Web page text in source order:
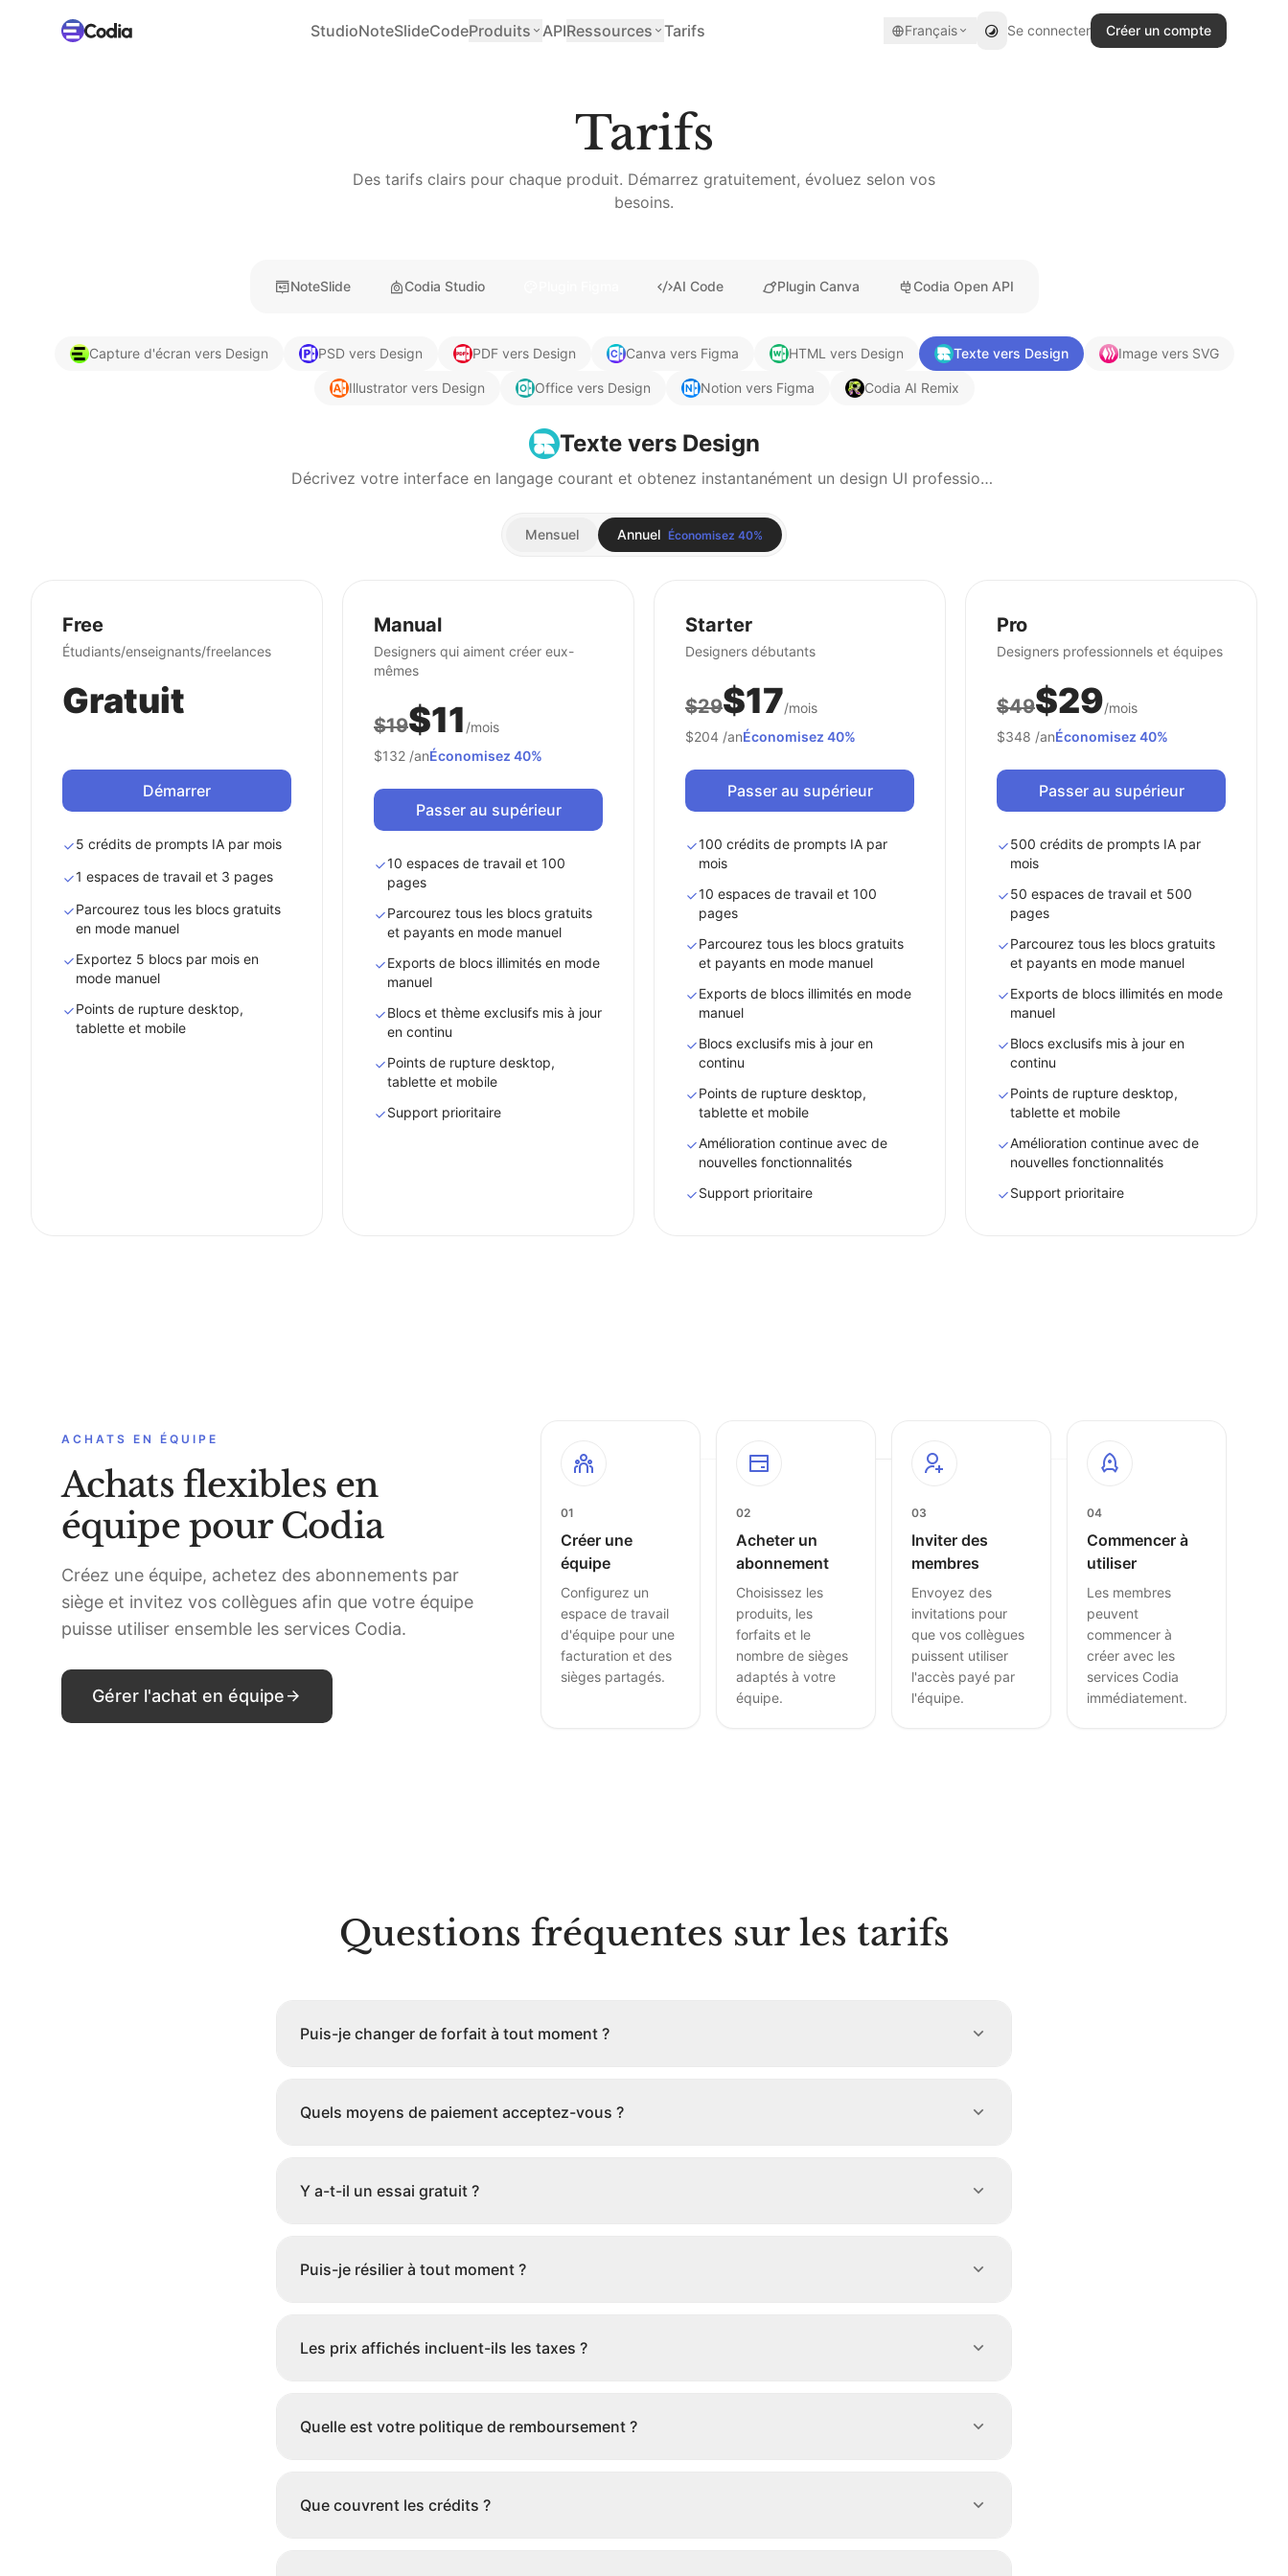
StudioNoteSlideCodeProduits APIRessources Tarifs Français Se connecter Créer un compte
Tarifs
Des tarifs clairs pour chaque produit. Démarrez gratuitement, évoluez selon vos
besoins.
NoteSlide Codia Studio AI Code Plugin Canva Codia Open API
Capture d'écran vers Design PSD vers Design PDF vers Design Canva vers Figma HTML vers Design Texte vers Design Image vers SVG
Illustrator vers Design Office vers Design Notion vers Figma Codia AI Remix
Texte vers Design
Décrivez votre interface en langage courant et obtenez instantanément un design UI professionnel et entièrement éditable.
Mensuel Annuel Économisez 40%
Free
Étudiants/enseignants/freelances
Gratuit
Démarrer
5 crédits de prompts IA par mois
1 espaces de travail et 3 pages
Parcourez tous les blocs gratuits
en mode manuel
Exportez 5 blocs par mois en
mode manuel
Points de rupture desktop,
tablette et mobile
Manual
Designers qui aiment créer eux-
mêmes
$19$11 /mois
$132 /anÉconomisez 40%
Passer au supérieur
10 espaces de travail et 100
pages
Parcourez tous les blocs gratuits
et payants en mode manuel
Exports de blocs illimités en mode
manuel
Blocs et thème exclusifs mis à jour
en continu
Points de rupture desktop,
tablette et mobile
Support prioritaire
Starter
Designers débutants
$29$17/mois
$204 /anÉconomisez 40%
Passer au supérieur
100 crédits de prompts IA par
mois
10 espaces de travail et 100
pages
Parcourez tous les blocs gratuits
et payants en mode manuel
Exports de blocs illimités en mode
manuel
Blocs exclusifs mis à jour en
continu
Points de rupture desktop,
tablette et mobile
Amélioration continue avec de
nouvelles fonctionnalités
Support prioritaire
Pro
Designers professionnels et équipes
$49$29/mois
$348 /anÉconomisez 40%
Passer au supérieur
500 crédits de prompts IA par
mois
50 espaces de travail et 500
pages
Parcourez tous les blocs gratuits
et payants en mode manuel
Exports de blocs illimités en mode
manuel
Blocs exclusifs mis à jour en
continu
Points de rupture desktop,
tablette et mobile
Amélioration continue avec de
nouvelles fonctionnalités
Support prioritaire
ACHATS EN ÉQUIPE
Achats flexibles en
équipe pour Codia
Créez une équipe, achetez des abonnements par
siège et invitez vos collègues afin que votre équipe
puisse utiliser ensemble les services Codia.
Gérer l'achat en équipe
01
Créer une
équipe
Configurez un
espace de travail
d'équipe pour une
facturation et des
sièges partagés.
02
Acheter un
abonnement
Choisissez les
produits, les
forfaits et le
nombre de sièges
adaptés à votre
équipe.
03
Inviter des
membres
Envoyez des
invitations pour
que vos collègues
puissent utiliser
l'accès payé par
l'équipe.
04
Commencer à
utiliser
Les membres
peuvent
commencer à
créer avec les
services Codia
immédiatement.
Questions fréquentes sur les tarifs
Puis-je changer de forfait à tout moment ?
Quels moyens de paiement acceptez-vous ?
Y a-t-il un essai gratuit ?
Puis-je résilier à tout moment ?
Les prix affichés incluent-ils les taxes ?
Quelle est votre politique de remboursement ?
Que couvrent les crédits ?